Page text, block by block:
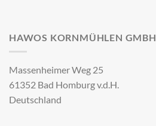
HAWOS KORNMÜHLEN GMBH
Massenheimer Weg 25
61352 Bad Homburg v.d.H.
Deutschland